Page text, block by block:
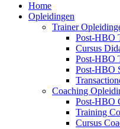
Home
Opleidingen
Trainer
Post-HBO
Cursus
Post-HBO
Post-HBO
Coaching
Post-HBO
Training
Cursus